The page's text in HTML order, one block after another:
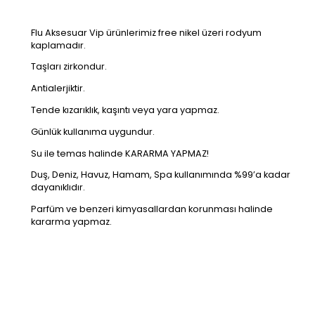
Flu Aksesuar Vip ürünlerimiz free nikel üzeri rodyum
kaplamadır.
Taşları zirkondur.
Antialerjiktir.
Tende kızarıklık, kaşıntı veya yara yapmaz.
Günlük kullanıma uygundur.
Su ile temas halinde KARARMA YAPMAZ!
Duş, Deniz, Havuz, Hamam, Spa kullanımında %99’a kadar
dayanıklıdır.
Parfüm ve benzeri kimyasallardan korunması halinde
kararma yapmaz.